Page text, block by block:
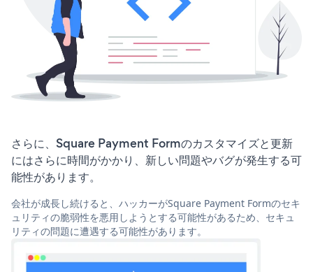
さらに、Square Payment Formのカスタマイズと更新
にはさらに時間がかかり、新しい問題やバグが発生する可
能性があります。
会社が成長し続けると、ハッカーがSquare Payment Formのセキ
ュリティの脆弱性を悪用しようとする可能性があるため、セキュ
リティの問題に遭遇する可能性があります。